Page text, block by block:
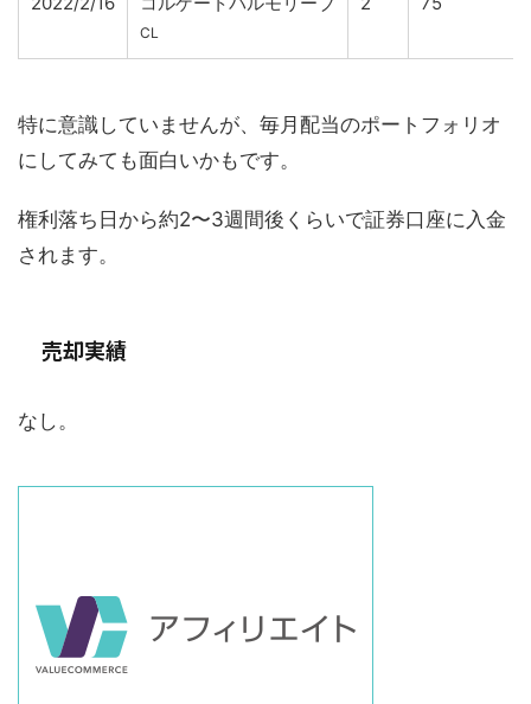
CL
特に意識していませんが、毎月配当のポートフォリオ
にしてみても面白いかもです。
権利落ち日から約2〜3週間後くらいで証券口座に入金
されます。
売却実績
なし。